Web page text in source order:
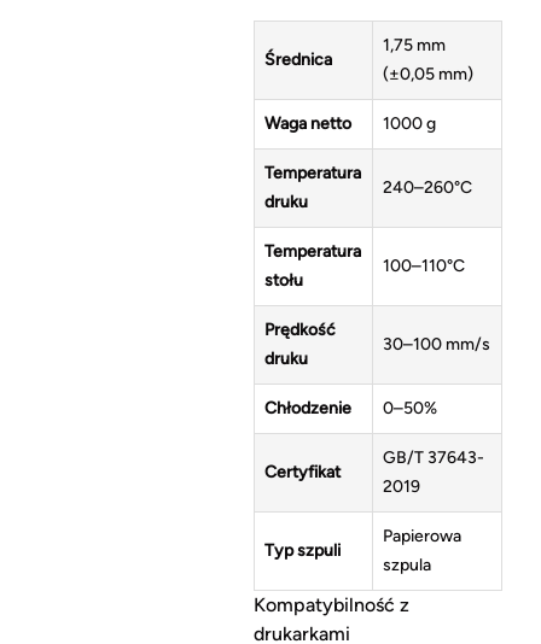
Średnica
1,75 mm
(±0,05 mm)
Waga netto 1000 g
Temperatura
druku
240–260°C
Temperatura
stołu
100–110°C
Prędkość
druku
30–100 mm/s
Chłodzenie 0–50%
Certyfikat
GB/T 37643-
2019
Typ szpuli
Papierowa
szpula
Kompatybilność z
drukarkami